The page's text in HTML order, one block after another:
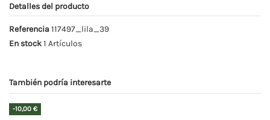
Detalles del producto
Referencia 117497_lila_39
En stock1 Artículos
También podría interesarte
-10,00 €